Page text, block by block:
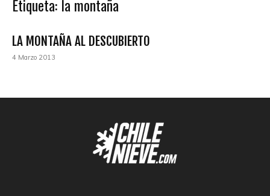
Etiqueta: la montaña
LA MONTAÑA AL DESCUBIERTO
4 Marzo 2013